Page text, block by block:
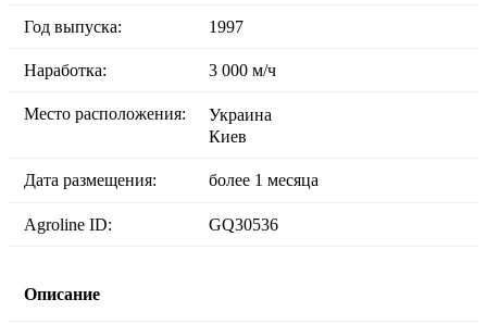
Год выпуска: 1997
Наработка: 3 000 м/ч
Место расположения:
Украина
Киев
Дата размещения: более 1 месяца
Agroline ID: GQ30536
Описание